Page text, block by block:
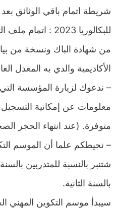
شريطة اتمام باقي الوثائق بعد
للبكالوريا 2023 :
من شهادة الباك ونسخة من
الأكاديمية والدي به المعدل
– ندعوك لزيارة المؤسسة
معلومات عن إمكانية
متوفرة. (عند انتهاء الحجر
– نحيطكم علما أن الموسم
شتنبر بالنسبة للمتدربين
بالسنة الثانية.